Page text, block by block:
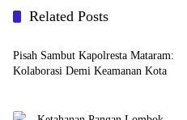
Related Posts
Bali Nusra
Pisah Sambut Kapolresta Mataram:
Kolaborasi Demi Keamanan Kota